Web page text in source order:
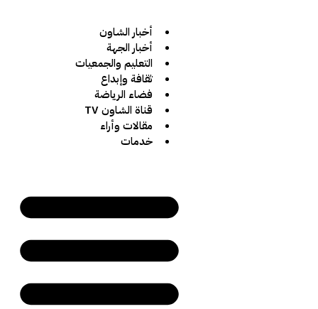
أخبار الشاون
أخبار الجهة
التعليم والجمعيات
ثقافة وإبداع
فضاء الرياضة
قناة الشاون TV
مقالات وأراء
خدمات